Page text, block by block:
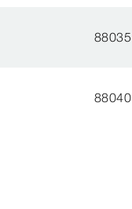
88035
88040